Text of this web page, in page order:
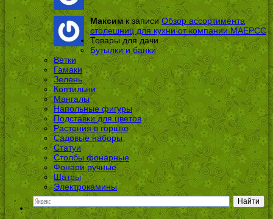
Максимк записиОбзор ассортимента
столешниц для кухни от компании МАЕРСС
Товары для дачи
Бутылки и банки
Ветки
Гамаки
Зелень
Коптильни
Мангалы
Напольные фигуры
Подставки для цветов
Растения в горшке
Садовые наборы
Статуи
Столбы фонарные
Фонари ручные
Шатры
Электрокамины